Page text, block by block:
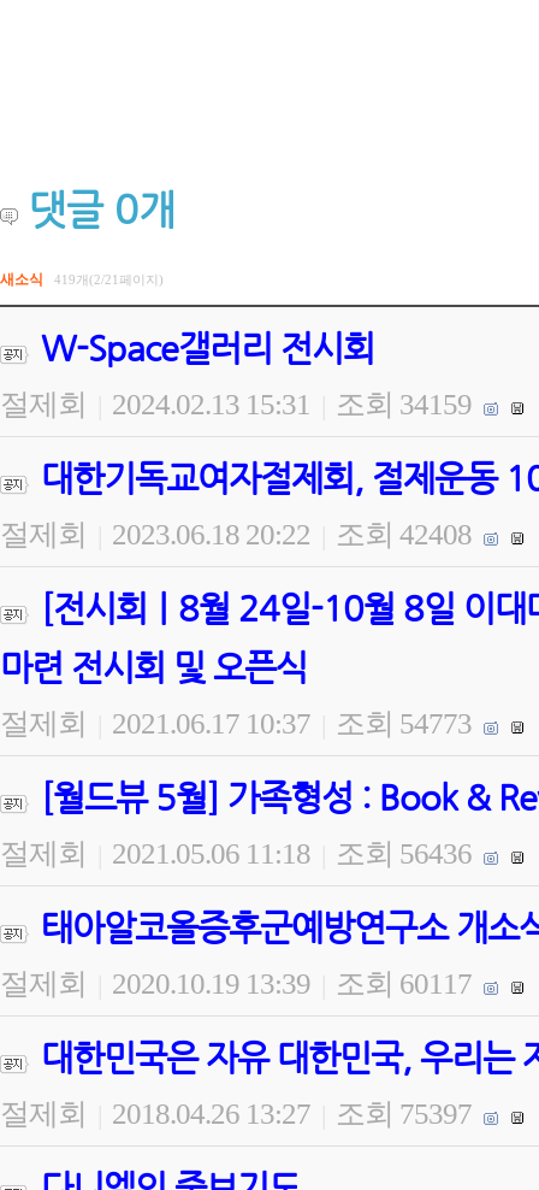
댓글 0개
새소식 419개(2/21페이지)
W-Space갤러리 전시회
절제회 2024.02.13 15:31 조회 34159
대한기독교여자절제회, 절제운동
절제회 2023.06.18 20:22 조회 42408
[전시회ㅣ8월 24일-10월 8일 이
마련 전시회 및 오픈식
절제회 2021.06.17 10:37 조회 54773
[월드뷰 5월] 가족형성 : Book &
절제회 2021.05.06 11:18 조회 56436
태아알코올증후군예방연구소 개소
절제회 2020.10.19 13:39 조회 60117
대한민국은 자유 대한민국, 우리는
절제회 2018.04.26 13:27 조회 75397